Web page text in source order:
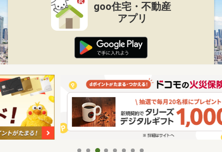
goo住宅・不動産
アプリ